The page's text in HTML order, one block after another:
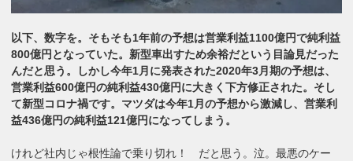
以下、数字を。そもそも1年前の予想は営業利益1100億円で純利益
800億円となっていた。新型車出すため余裕だという目論見だった
んだと思う。しかし今年1月に発表された2020年3月期の予想は、
営業利益600億円の純利益430億円に大きく下方修正された。そし
て新型コロナ禍です。マツダは今年1月の予想から激減し、営業利
益436億円の純利益121億円になってしまう。
けれど社内じゃ根性論で乗り切れ！ だと思う。泣。最悪のケー